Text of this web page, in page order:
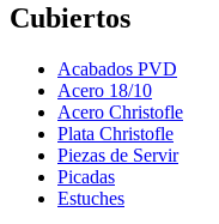
Cubiertos
Acabados PVD
Acero 18/10
Acero Christofle
Plata Christofle
Piezas de Servir
Picadas
Estuches